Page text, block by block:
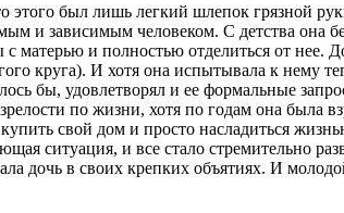
был лишь легкий шлепок грязной
и зависимым человеком. С детства она
матерью и полностью отделиться от нее.
круга). И хотя она испытывала к нему
бы, удовлетворял и ее формальные
по жизни, хотя по годам она была
свой дом и просто насладиться
ситуация, и все стало стремительно
дочь в своих крепких объятиях. И